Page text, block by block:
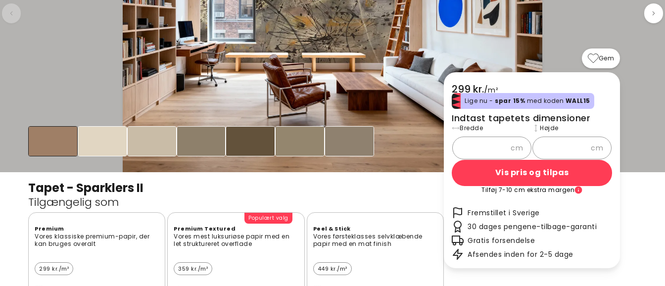
Tapet - Sparklers II
Tilgængelig som
Premium
Vores klassiske premium-papir, der
kan bruges overalt
299 kr./m²
Populært valg
Premium Textured
Vores mest luksuriøse papir med en
let struktureret overflade
359 kr./m²
Peel & Stick
Vores førsteklasses selvklæbende
papir med en mat finish
449 kr./m²
Gem
299 kr./m²
Lige nu - spar 15% med koden WALL15
Indtast tapetets dimensioner
Bredde
cm
Højde
cm
Vis pris og tilpas
Tilføj 7-10 cm ekstra margen
Fremstillet i Sverige
30 dages pengene-tilbage-garanti
Gratis forsendelse
Afsendes inden for 2-5 dage